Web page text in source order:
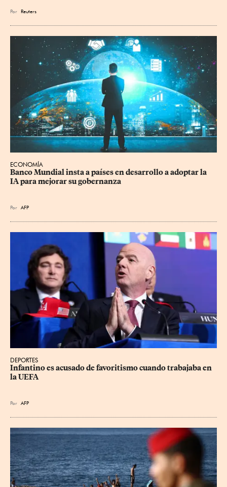
Por Reuters
ECONOMÍA
Banco Mundial insta a países en desarrollo a adoptar la
IA para mejorar su gobernanza
Por AFP
DEPORTES
Infantino es acusado de favoritismo cuando trabajaba en
la UEFA
Por AFP